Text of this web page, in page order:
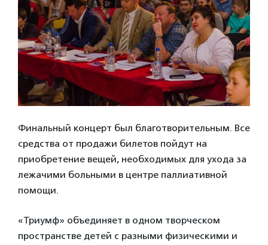
Финальный концерт был благотворительным. Все
средства от продажи билетов пойдут на
приобретение вещей, необходимых для ухода за
лежачими больными в центре паллиативной
помощи.
«Триумф» объединяет в одном творческом
пространстве детей с разными физическими и